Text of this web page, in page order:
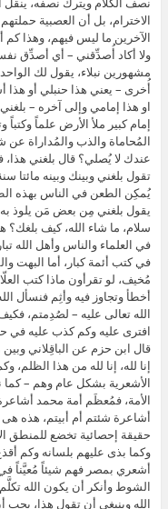
الاخترام، بل أن العصبية
الآخرين ما ليس فيهم، وهذا
ولا أكاد أُصدِّقني – أي أصدِّق
مشهورين نبلاء، يقول لك
أُخرى – يعني هذا حنبلي أو هذا
او هذا إمامي وإلى آخره –
إمام كبير ملأ الأرض علماً
المُحاماة والذب والمُداراة
عندك لا يُصلي؟ قال بلغني
تقول بلغني وبينك وبينه مائتا
يُمكِن الطعن في الناس بهذه
يقول بلغني مِن بعض مَن يلوذ به
سلام، ما شاء الله، كيف
في العلماء والناس وأهل الله
في كتب أئمة كبار، أما البهت
مُخيف، لو تقرأون ماذا كتب
أخطأ وتجاوز فيه وأثِم فنسأل
الله تعالى عليه – لصُدِمتم، فكيف
افترى عليه وكم كذب عليه في
قال ابن حزم عن الباقِلاني
إنا لله، إنا لله من هذا
الأشعرية بشكل عام وهم – كما
الأمة، فمُعظَم أمة محمد
أشاعرة شئتم أم أبيتم، هذه
حقيقة إحصائية تخضع للمنطق
وكما بذى عليهم بلسانه وكم
أشعري بمصر فهم شيئاً مُعيَّناً
الشوط وأنكر أن يكون الله
الله وينبغي أن تقول هذا، يجب